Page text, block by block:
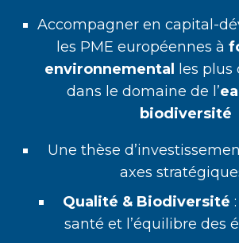
Accompagner en capital-
les PME européennes à
environnemental les plus
dans le domaine de l’
biodiversité
Une thèse
axes
Qualité & Biodiversité
santé et l’équilibre des